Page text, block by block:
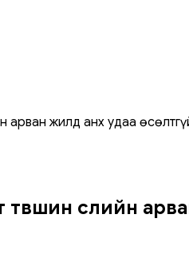
жилд анх удаа
сүүлийн